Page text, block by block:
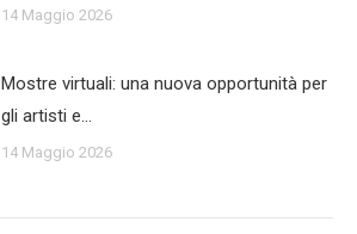
14 Maggio 2026
Mostre virtuali: una nuova opportunità per
gli artisti e…
14 Maggio 2026